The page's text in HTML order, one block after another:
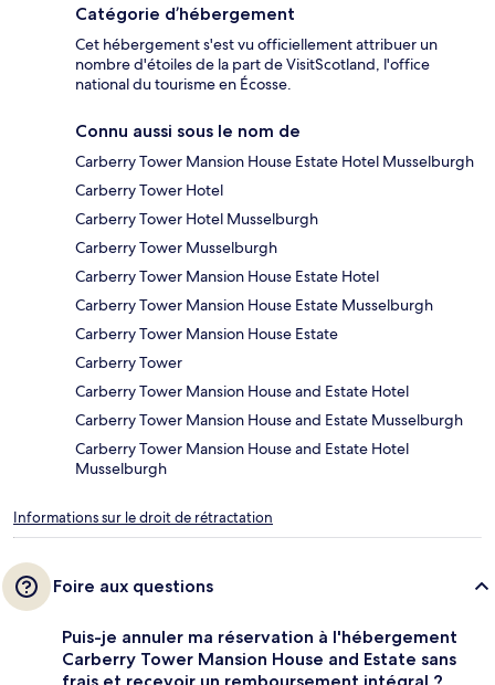
Catégorie d’hébergement
Cet hébergement s'est vu officiellement attribuer un
nombre d'étoiles de la part de VisitScotland, l'office
national du tourisme en Écosse.
Connu aussi sous le nom de
Carberry Tower Mansion House Estate Hotel Musselburgh
Carberry Tower Hotel
Carberry Tower Hotel Musselburgh
Carberry Tower Musselburgh
Carberry Tower Mansion House Estate Hotel
Carberry Tower Mansion House Estate Musselburgh
Carberry Tower Mansion House Estate
Carberry Tower
Carberry Tower Mansion House and Estate Hotel
Carberry Tower Mansion House and Estate Musselburgh
Carberry Tower Mansion House and Estate Hotel
Musselburgh
Informations sur le droit de rétractation
Foire aux questions
Puis-je annuler ma réservation à l'hébergement
Carberry Tower Mansion House and Estate sans